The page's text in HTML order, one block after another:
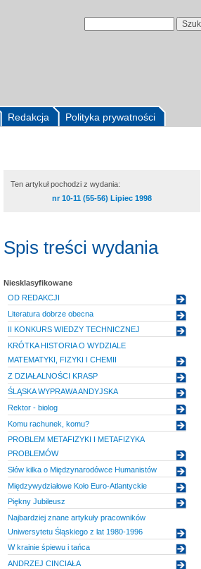
Polityka prywatności
Redakcja
Ten artykuł pochodzi z wydania:
nr 10-11 (55-56) Lipiec 1998
Spis treści wydania
Niesklasyfikowane
OD REDAKCJI
Literatura dobrze obecna
II KONKURS WIEDZY TECHNICZNEJ
KRÓTKA HISTORIA O WYDZIALE
MATEMATYKI, FIZYKI I CHEMII
Z DZIAŁALNOŚCI KRASP
ŚLĄSKA WYPRAWA ANDYJSKA
Rektor - biolog
Komu rachunek, komu?
PROBLEM METAFIZYKI I METAFIZYKA
PROBLEMÓW
Słów kilka o Międzynarodówce Humanistów
Międzywydziałowe Koło Euro-Atlantyckie
Piękny Jubileusz
Najbardziej znane artykuły pracowników
Uniwersytetu Śląskiego z lat 1980-1996
W krainie śpiewu i tańca
ANDRZEJ CINCIAŁA